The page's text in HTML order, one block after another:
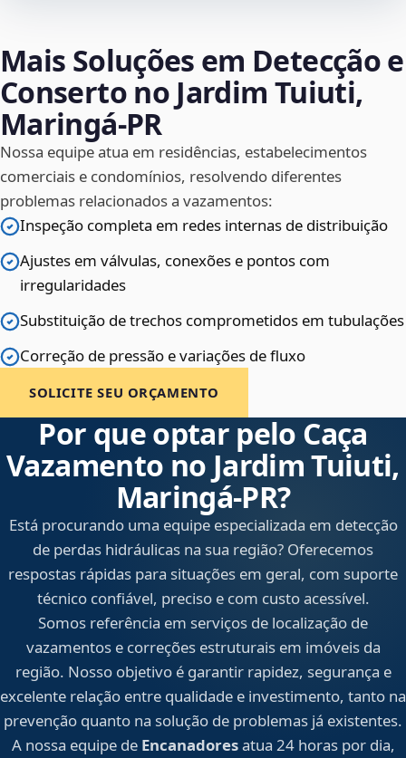
Mais Soluções em Detecção e
Conserto no Jardim Tuiuti,
Maringá‑PR
Nossa equipe atua em residências, estabelecimentos
comerciais e condomínios, resolvendo diferentes
problemas relacionados a vazamentos:
Inspeção completa em redes internas de distribuição
Ajustes em válvulas, conexões e pontos com
irregularidades
Substituição de trechos comprometidos em tubulações
Correção de pressão e variações de fluxo
SOLICITE SEU ORÇAMENTO
Por que optar pelo Caça
Vazamento no Jardim Tuiuti,
Maringá‑PR?
Está procurando uma equipe especializada em detecção
de perdas hidráulicas na sua região? Oferecemos
respostas rápidas para situações em geral, com suporte
técnico confiável, preciso e com custo acessível.
Somos referência em serviços de localização de
vazamentos e correções estruturais em imóveis da
região. Nosso objetivo é garantir rapidez, segurança e
excelente relação entre qualidade e investimento, tanto na
prevenção quanto na solução de problemas já existentes.
A nossa equipe de Encanadoresatua 24 horas por dia,